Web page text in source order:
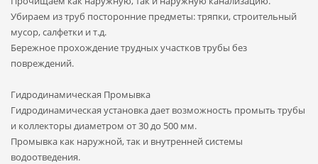
Убираем из труб посторонние предметы: тряпки, строительный
мусор, салфетки и т.д.
Бережное прохождение трудных участков трубы без
повреждений.
Гидродинамическая Промывка
Гидродинамическая установка дает возможность промыть трубы
и коллекторы диаметром от 30 до 500 мм.
Промывка как наружной, так и внутренней системы
водоотведения.